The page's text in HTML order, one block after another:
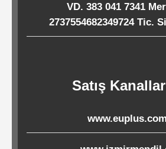
Tabaklar
Ürünleri
VD. 383 041 7341
2737554682349724 Tic.
Satış